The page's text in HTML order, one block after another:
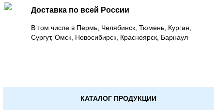
Доставка по всей России
В том числе в Пермь, Челябинск, Тюмень, Курган,
Сургут, Омск, Новосибирск, Красноярск, Барнаул
КАТАЛОГ ПРОДУКЦИИ